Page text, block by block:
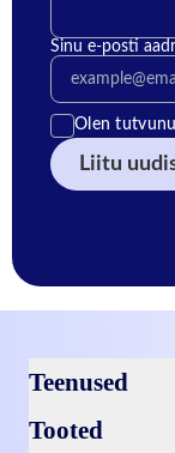
Sinu e-posti
Olen tutvunud
Olen
Teenused
Tooted